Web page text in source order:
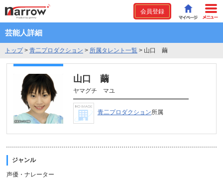
会員登録
芸能人詳細
トップ> 青二プロダクション > 所属タレント一覧 > 山口 繭
山口 繭
ヤマグチ マユ
青二プロダクション所属
ジャンル
声優・ナレーター